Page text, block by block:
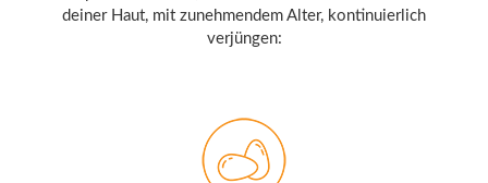
deiner Haut, mit zunehmendem Alter, kontinuierlich
verjüngen: